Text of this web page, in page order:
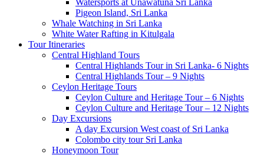
Watersports at Unawatuna Sri Lanka
Pigeon Island, Sri Lanka
Whale Watching in Sri Lanka
White Water Rafting in Kitulgala
Tour Itineraries
Central Highland Tours
Central Highlands Tour in Sri Lanka- 6 Nights
Central Highlands Tour – 9 Nights
Ceylon Heritage Tours
Ceylon Culture and Heritage Tour – 6 Nights
Ceylon Culture and Heritage Tour – 12 Nights
Day Excursions
A day Excursion West coast of Sri Lanka
Colombo city tour Sri Lanka
Honeymoon Tour